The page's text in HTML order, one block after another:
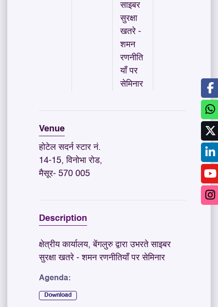
साइबर
सुरक्षा
खतरे -
शमन
रणनीति
याँ पर
सेमिनार
Venue
होटेल सदर्न स्टार नं.
14-15, विनोभा रोड,
मैसूर- 570 005
Description
क्षेत्रीय कार्यालय, बेंगलुरु द्वारा उभरते साइबर
सुरक्षा खतरे - शमन रणनीतियाँ पर सेमिनार
Agenda:
Download